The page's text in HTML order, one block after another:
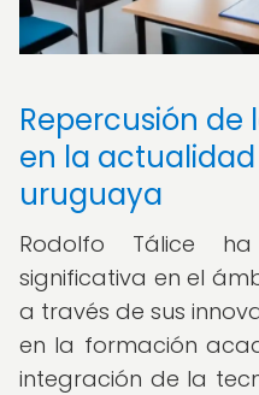
Repercusión de
en la
uruguaya
Rodolfo Tálice
significativa en el
a través de sus
en la formación
integración de la